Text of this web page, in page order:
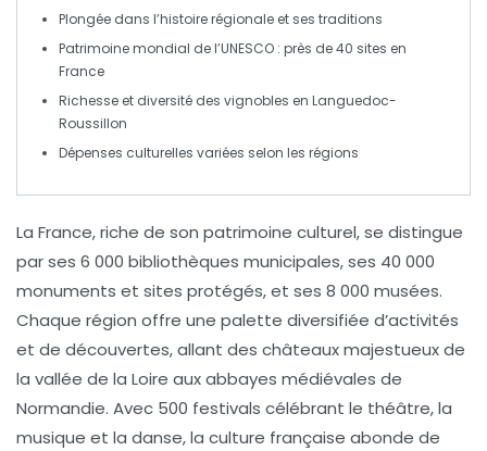
Plongée dans l’histoire régionale et ses traditions
Patrimoine mondial de l’UNESCO : près de 40 sites en
France
Richesse et diversité des vignobles en Languedoc-
Roussillon
Dépenses culturelles variées selon les régions
La France, riche de son patrimoine culturel, se distingue
par ses 6 000 bibliothèques municipales, ses 40 000
monuments et sites protégés, et ses 8 000 musées.
Chaque région offre une palette diversifiée d’activités
et de découvertes, allant des châteaux majestueuxde
la vallée de la Loire auxabbayes médiévales de
Normandie. Avec 500 festivals célébrant le théâtre, la
musique et la danse, la culture française abonde de